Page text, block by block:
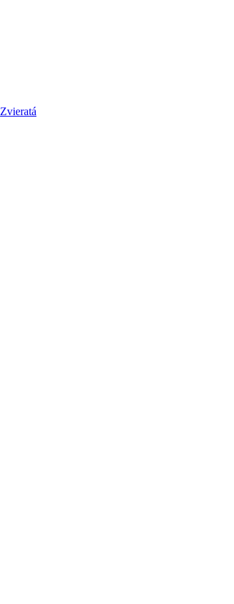
Zvieratá